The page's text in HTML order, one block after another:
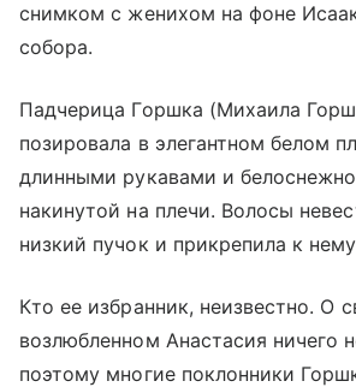
снимком с женихом на фоне
собора.
Падчерица Горшка (Михаила
позировала в элегантном белом
длинными рукавами и
накинутой на плечи. Волосы
низкий пучок и прикрепила к
Кто ее избранник, неизвестно. О
возлюбленном Анастасия ничего
поэтому многие поклонники